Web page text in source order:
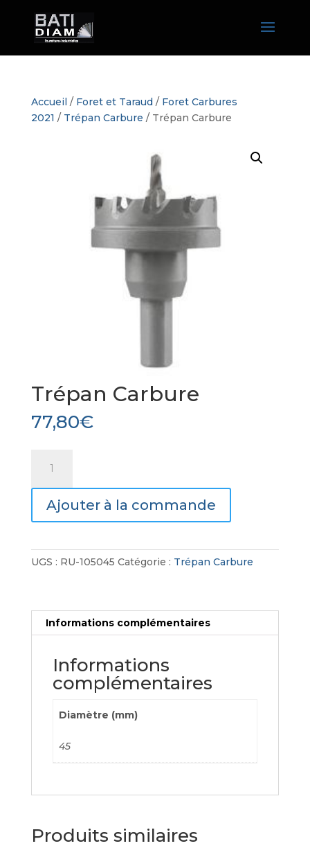
Accueil / Foret et Taraud/ Foret Carbures
2021 / Trépan Carbure / Trépan Carbure
Trépan Carbure
77,80€
Trépan
Carbure
Ajouter à la commande
UGS : RU-105045 Catégorie : Trépan Carbure
Informations complémentaires
Informations
complémentaires
Diamètre (mm)
45
Produits similaires